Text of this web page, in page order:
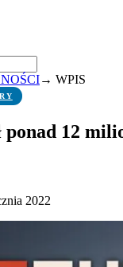
→ WPIS
ponad 12
2022